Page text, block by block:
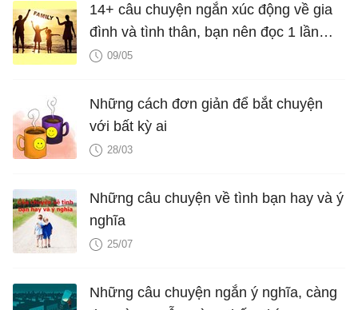
14+ câu chuyện ngắn xúc động về gia
đình và tình thân, bạn nên đọc 1 lần
trong đời
09/05
Những cách đơn giản để bắt chuyện
với bất kỳ ai
28/03
Những câu chuyện về tình bạn hay và ý
nghĩa
25/07
Những câu chuyện ngắn ý nghĩa, càng